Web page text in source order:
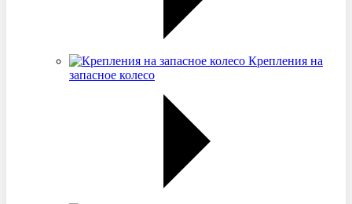
Крепления на
запасное колесо